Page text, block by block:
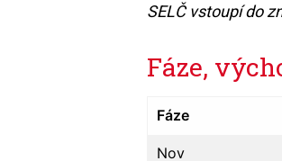
SELČ vstoupí do
Fáze,
Fáze
Nov